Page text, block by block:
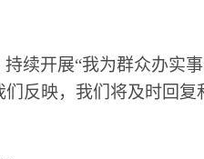
续开展“我为群众办实
反映，我们将及时回复